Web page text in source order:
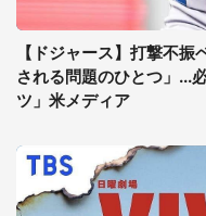
【ドジャース】打撃不
される問題のひとつ」...
ツ」米メディア